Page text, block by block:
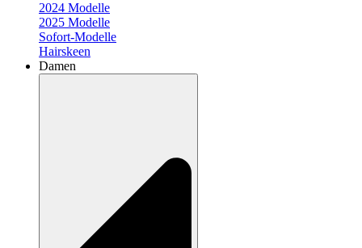
2024 Modelle
2025 Modelle
Sofort-Modelle
Hairskeen
Damen